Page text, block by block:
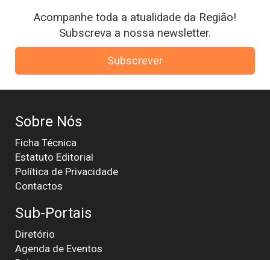
Acompanhe toda a atualidade da Região!
Subscreva a nossa newsletter.
Subscrever
Sobre Nós
Ficha Técnica
Estatuto Editorial
Política de Privacidade
Contactos
Sub-Portais
Diretório
Agenda de Eventos